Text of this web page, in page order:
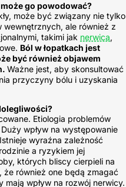
go powodować?
może być związany nie tylko
ale również z
takimi jak nerwica,
Ból w łopatkach jest
być również objawem
Ważne jest, aby skonsultować
przyczyny bólu i uzyskania
Etiologia problemów
wpływ na występowanie
wyraźna zależność
a ryzykiem jej
których bliscy cierpieli na
że również one będą zmagać
wpływ na rozwój nerwicy.